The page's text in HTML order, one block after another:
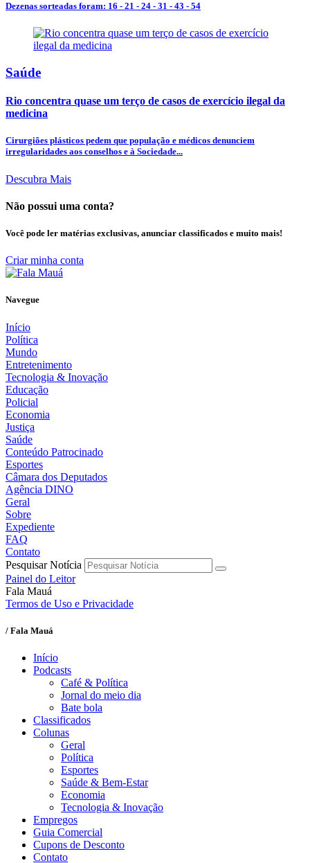
Dezenas sorteadas foram: 16 - 21 - 24 - 31 - 43 - 54
Saúde
Rio concentra quase um terço de casos de exercício ilegal da
medicina
Cirurgiões plásticos pedem que população e médicos denunciem
irregularidades aos conselhos e à Sociedade...
Descubra Mais
Não possui uma conta?
Você pode ler matérias exclusivas, anunciar classificados e muito mais!
Criar minha conta
Navegue
Início
Política
Mundo
Entretenimento
Tecnologia & Inovação
Educação
Policial
Economia
Justiça
Saúde
Conteúdo Patrocinado
Esportes
Câmara dos Deputados
Agência DINO
Geral
Sobre
Expediente
FAQ
Contato
Pesquisar Notícia
Painel do Leitor
Fala Mauá
Termos de Uso e Privacidade
/ Fala Mauá
Início
Podcasts
Café & Política
Jornal do meio dia
Bate bola
Classificados
Colunas
Geral
Política
Esportes
Saúde & Bem-Estar
Economia
Tecnologia & Inovação
Empregos
Guia Comercial
Cupons de Desconto
Contato